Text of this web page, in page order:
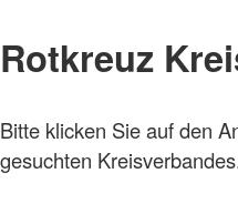
Rotkreuz
Bitte klicken Sie auf den
gesuchten